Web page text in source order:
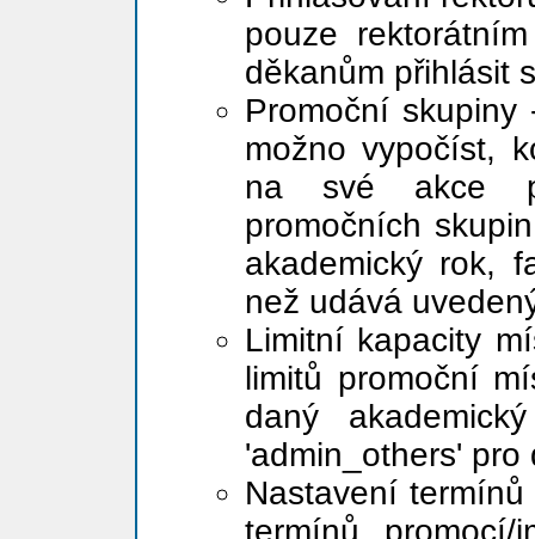
pouze
děkanům přihlásit
Promoční
možno vypočíst,
na své akce
promočních
akademický rok,
než udává
Limitní kapacity
limitů promoční
daný
'admin_others'
Nastavení
termínů